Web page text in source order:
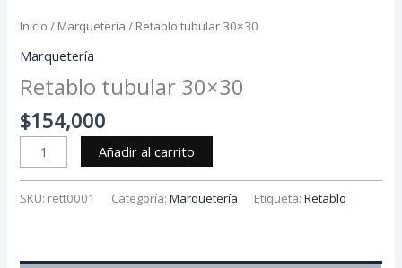
Inicio / Marquetería / Retablo tubular 30×30
Marquetería
Retablo tubular 30×30
$154,000
Añadir al carrito
SKU: rett0001 Categoría:Marquetería Etiqueta:Retablo